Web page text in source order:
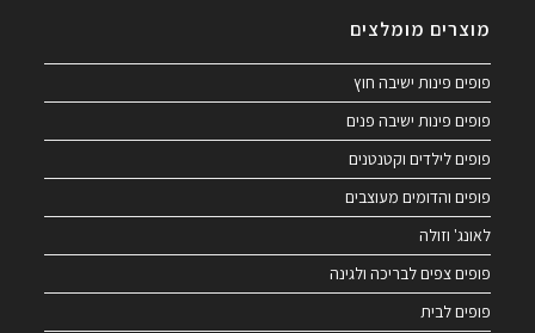
מוצרים מומלצים
פופים פינות ישיבה חוץ
פופים פינות ישיבה פנים
פופים לילדים וקטנטנים
פופים והדומים מעוצבים
לאונג' וזולה
פופים צפים לבריכה ולגינה
פופים לבית